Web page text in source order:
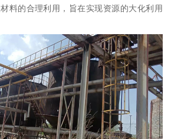
料的合理利用，旨在实现资源的大化利用